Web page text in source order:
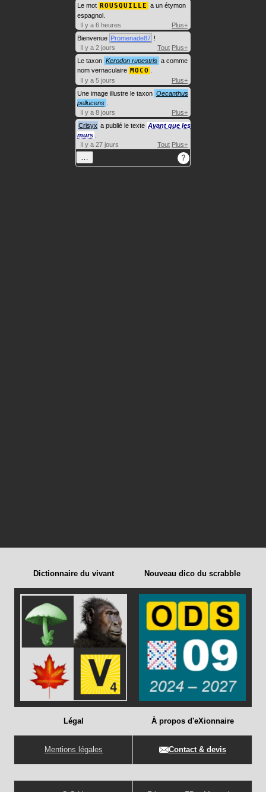
Le mot ROUSQUILLE a un étymon
espagnol.
Il y a 6 heures
Plus+
Bienvenue Promenade87 !
Il y a 2 jours
Tout Plus+
Le taxon Kerodon rupestris a comme
nom vernaculaire MOCO
Il y a 5 jours
Plus+
Une image illustre le taxon Oecanthus
pellucens
Il y a 8 jours
Plus+
Crisyx a publié le texte Avant que les
murs
Il y a 27 jours
Tout Plus+
?
Dictionnaire du vivant Nouveau dico du scrabble
Légal
Mentions légales
À propos d'eXionnaire
Contact & devis